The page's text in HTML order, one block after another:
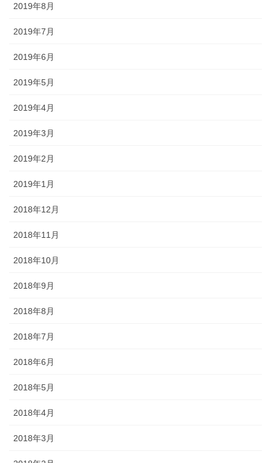
2019年8月
2019年7月
2019年6月
2019年5月
2019年4月
2019年3月
2019年2月
2019年1月
2018年12月
2018年11月
2018年10月
2018年9月
2018年8月
2018年7月
2018年6月
2018年5月
2018年4月
2018年3月